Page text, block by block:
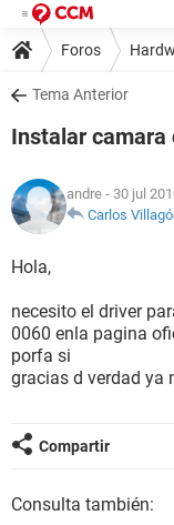
Foros
Tema Anterior
Instalar camara
andre - 30 jul
Carlos
Hola,
necesito el driver
0060 enla pagina
porfa si
gracias d verdad ya
Compartir
Consulta también: